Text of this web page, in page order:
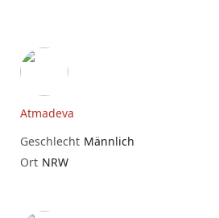
Atmadeva
Geschlecht Männlich
Ort NRW